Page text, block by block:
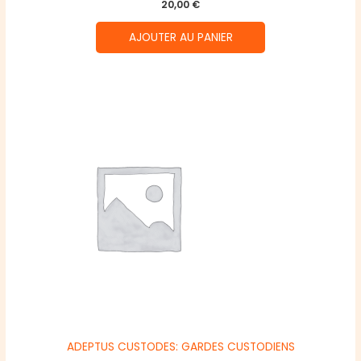
20,00 €
AJOUTER AU PANIER
ADEPTUS CUSTODES: GARDES CUSTODIENS